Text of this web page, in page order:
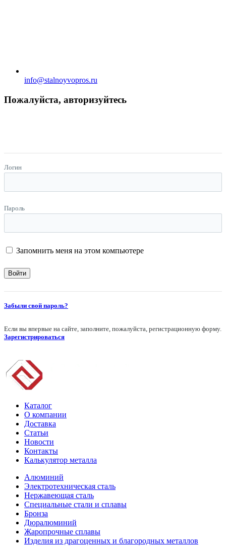
info@stalnoyvopros.ru
Пожалуйста, авторизуйтесь
Логин
Пароль
Запомнить меня на этом компьютере
Забыли свой пароль?
Если вы впервые на сайте, заполните, пожалуйста, регистрационную форму.
Зарегистрироваться
Каталог
О компании
Доставка
Статьи
Новости
Контакты
Калькулятор металла
Алюминий
Электротехническая сталь
Нержавеющая сталь
Специальные стали и сплавы
Бронза
Дюралюминий
Жаропрочные сплавы
Изделия из драгоценных и благородных металлов